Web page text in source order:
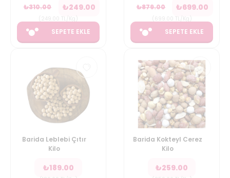
₺310.00 ₺249.00
SEPETE EKLE
₺879.00 ₺699.00
SEPETE EKLE
Barida Leblebi Çıtır
Kilo
₺189.00
Barida Kokteyl Cerez
Kilo
₺259.00